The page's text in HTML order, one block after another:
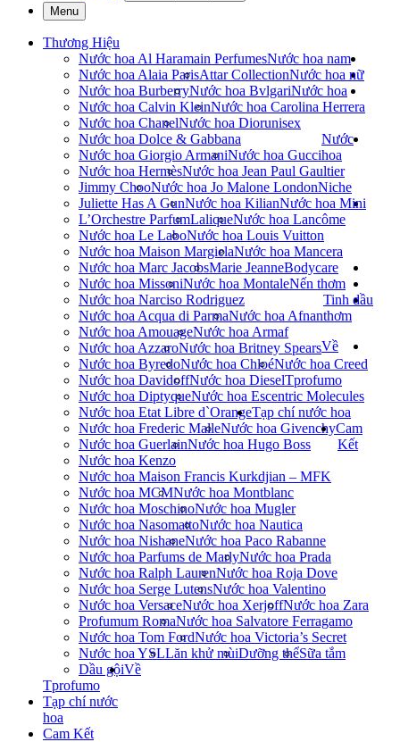
Menu
Thương Hiệu
Nước hoa Al Haramain Perfumes
Nước hoa Alaia ParisAttar Collection
Nước hoa BurberryNước hoa Bvlgari
Nước hoa Calvin KleinNước hoa Carolina Herrera
Nước hoa ChanelNước hoa Dior
Nước hoa Dolce & Gabbana
Nước hoa Giorgio ArmaniNước hoa Gucci
Nước hoa HermèsNước hoa Jean Paul Gaultier
Jimmy ChooNước hoa Jo Malone London
Juliette Has A GunNước hoa Kilian
L’Orchestre ParfumLaliqueNước hoa Lancôme
Nước hoa Le LaboNước hoa Louis Vuitton
Nước hoa Maison MargielaNước hoa Mancera
Nước hoa Marc JacobsMarie Jeanne
Nước hoa MissoniNước hoa Montale
Nước hoa Narciso Rodriguez
Nước hoa Acqua di ParmaNước hoa Afnan
Nước hoa AmouageNước hoa Armaf
Nước hoa AzzaroNước hoa Britney Spears
Nước hoa ByredoNước hoa ChloéNước hoa Creed
Nước hoa DavidoffNước hoa Diesel
Nước hoa DiptyqueNước hoa Escentric Molecules
Nước hoa Etat Libre d`Orange
Nước hoa Frederic MalleNước hoa Givenchy
Nước hoa GuerlainNước hoa Hugo Boss
Nước hoa Kenzo
Nước hoa Maison Francis Kurkdjian – MFK
Nước hoa MCMNước hoa Montblanc
Nước hoa MoschinoNước hoa Mugler
Nước hoa NasomattoNước hoa Nautica
Nước hoa NishaneNước hoa Paco Rabanne
Nước hoa Parfums de MarlyNước hoa Prada
Nước hoa Ralph LaurenNước hoa Roja Dove
Nước hoa Serge LutensNước hoa Valentino
Nước hoa VersaceNước hoa XerjoffNước hoa Zara
Profumum RomaNước hoa Salvatore Ferragamo
Nước hoa Tom FordNước hoa Victoria’s Secret
Nước hoa YSL
Nước hoa nam
Nước hoa nữ
Nước hoa
unisex
Nước
hoa
Niche
Nước hoa Mini
Bodycare
Lăn khử mùiDưỡng thểSữa tắm
Dầu gội
Nến thơm
Tinh dầu
thơm
Về
Tprofumo
Tạp chí nước hoa
Cam
Kết
Về
Tprofumo
Tạp chí nước
hoa
Cam Kết